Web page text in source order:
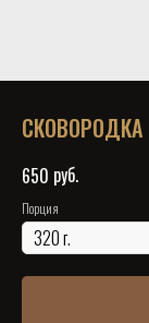
650 руб.
Порция